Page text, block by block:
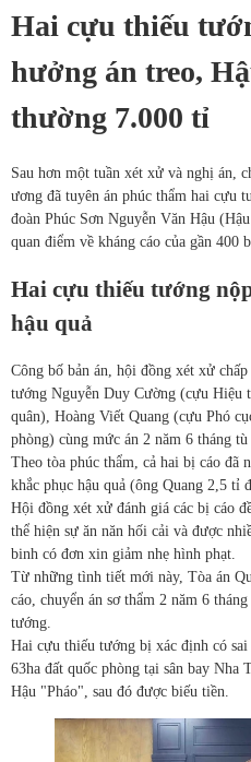
Hai cựu thiếu
hưởng án treo,
thường 7.000 tỉ
Sau hơn một tuần xét xử và nghị án,
ương đã tuyên án phúc thẩm hai cựu
đoàn Phúc Sơn Nguyễn Văn Hậu
quan điểm về kháng cáo của gần 400
Hai cựu thiếu tướng
hậu quả
Công bố bản án, hội đồng xét xử
tướng Nguyễn Duy Cường (cựu Hiệu
quân), Hoàng Viết Quang (cựu Phó
phòng) cùng mức án 2 năm 6 tháng
Theo tòa phúc thẩm, cả hai bị cáo đã
khắc phục hậu quả (ông Quang 2,5 tỉ
Hội đồng xét xử đánh giá các bị cáo
thể hiện sự ăn năn hối cải và được
binh có đơn xin giảm nhẹ hình phạt.
Từ những tình tiết mới này, Tòa án
cáo, chuyển án sơ thẩm 2 năm 6
tướng.
Hai cựu thiếu tướng bị xác định có
63ha đất quốc phòng tại sân bay Nha
Hậu "Pháo", sau đó được biếu tiền.